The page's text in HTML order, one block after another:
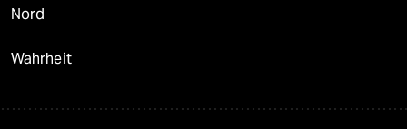
Nord
Wahrheit